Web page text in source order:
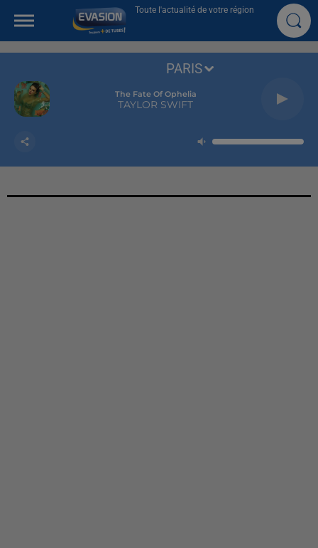
Toute l'actualité de votre région
The Fate Of Ophelia
TAYLOR SWIFT
PARIS